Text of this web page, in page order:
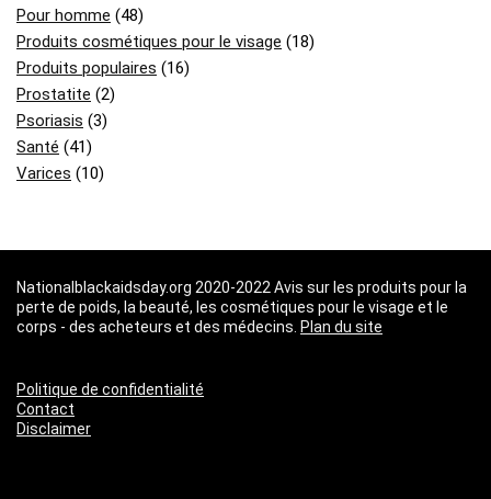
Pour homme (48)
Produits cosmétiques pour le visage (18)
Produits populaires (16)
Prostatite (2)
Psoriasis (3)
Santé (41)
Varices (10)
Nationalblackaidsday.org 2020-2022 Avis sur les produits pour la
perte de poids, la beauté, les cosmétiques pour le visage et le
corps - des acheteurs et des médecins. Plan du site
Politique de confidentialité
Contact
Disclaimer